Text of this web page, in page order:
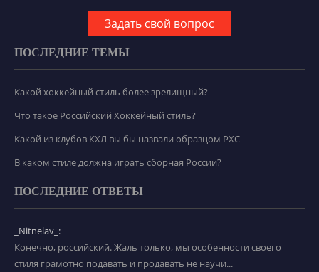
Задать свой вопрос
ПОСЛЕДНИЕ ТЕМЫ
Какой хоккейный стиль более зрелищный?
Что такое Российский Хоккейный стиль?
Какой из клубов КХЛ вы бы назвали образцом РХС
В каком стиле должна играть сборная России?
ПОСЛЕДНИЕ ОТВЕТЫ
_Nitnelav_:
Конечно, российский. Жаль только, мы особенности своего
стиля грамотно подавать и продавать не научи...